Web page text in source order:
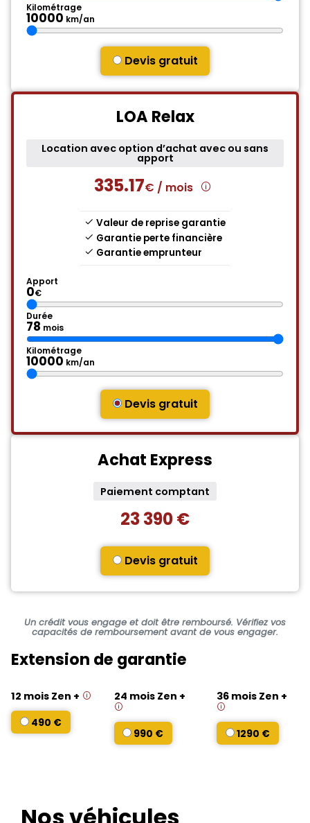
Kilométrage
10000 km/an
Devis gratuit
LOA Relax
Location avec option d’achat avec ou sans
apport
335.17€ / mois
Valeur de reprise garantie
Garantie perte financière
Garantie emprunteur
Apport
0€
Durée
78 mois
Kilométrage
10000 km/an
Devis gratuit
Achat Express
Paiement comptant
23 390 €
Devis gratuit
Un crédit vous engage et doit être remboursé. Vérifiez vos
capacités de remboursement avant de vous engager.
Extension de garantie
12 mois Zen +
490 €
24 mois Zen +
990 €
36 mois Zen +
1290 €